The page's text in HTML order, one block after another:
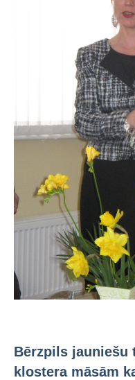
Bērzpils jauniešu
klostera māsām